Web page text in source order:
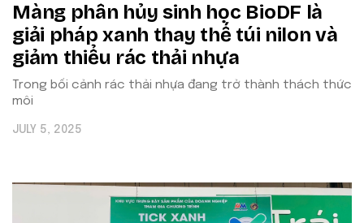
Màng phân hủy sinh học BioDF là
giải pháp xanh thay thế túi nilon và
giảm thiểu rác thải nhựa
Trong bối cảnh rác thải nhựa đang trở thành thách thức
môi
JULY 5, 2025